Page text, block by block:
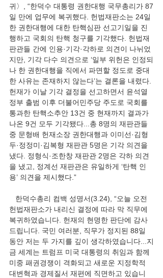
귀〉, “한덕수 대통령 권한대행 국무총리가 87
일 만에 업무에 복귀했다. 헌법재판소는 24일
한 권한대행에 대한 탄핵심판 선고기일을 진
행하고 국회의 탄핵 청구를 기각했다. 헌법재
판관들 간에 인용·기각·각하로 의견이 나뉘었
지만, 기각 다수 의견으로 ‘일부 위헌은 인정되
나 한 권한대행을 직에서 파면할 정도로 중대
한 사유는 존재하지 않는다’는 결론을 내렸다.
헌재가 이날 기각 결정을 선고하면서 윤석열
정부 출범 이후 더불어민주당 주도로 국회를
통과한 탄핵소추안 13건 중 현재까지 결과가
나온 9건 모두 기각됐다...총 8명의 재판관들
중 문형배 헌재소장 권한대행과 이미선·김형
두·정정미·김복형 재판관 5명은 기각 의견을
냈다. 정형식·조한창 재판관 2명은 각하 의견
을 냈고, 정계선 재판관은 유일하게 ‘탄핵 인
용’ 의견을 제시했다.”
한덕수총리 컴백 성명서(3.24), “오늘 오전
헌법재판소가 내리신 결정에 따라 막 직무에
복귀하였습니다. 헌재의 현명한 판단에 감사
드립니다. 국민 여러분, 직무가 정지된 88일
동안 저는 두 가지를 깊이 생각하였습니다...지
금 세계는 트럼프 미국 대통령의 취임과 함께
미중 패권경쟁이 격화되고 새로운 지정학적
대변혁과 경제질서 재편에 직면하고 있습니